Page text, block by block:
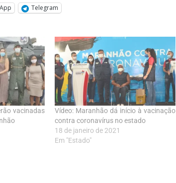
Telegram
vacinadas
Vídeo: Maranhão dá início à vacinação
contra coronavírus no estado
18 de janeiro de 2021
Em "Estado"